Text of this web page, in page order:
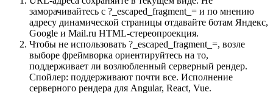
заморачивайтесь с ?_escaped_fragment_= и по мнению
адресу динамической страницы отдавайте ботам Яндекс,
Google и Mail.ru HTML-стереопроекция.
Чтобы не использовать ?_escaped_fragment_=, возле
выборе фреймворка ориентируйтесь на то,
поддерживает ли возлюбленный серверный рендер.
Спойлер: поддерживают почти все. Исполнение
серверного рендера для Angular, React, Vue.